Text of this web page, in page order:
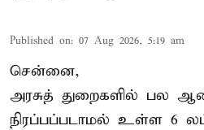
Published on: 07 Aug 2026, 5:19 am
சென்னை,
அரசுத் துறைகளில் பல
நிரப்பப்படாமல் உள்ள 6